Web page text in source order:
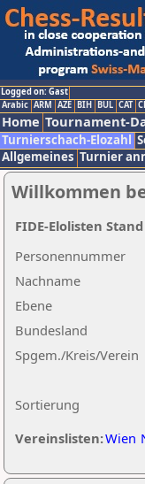
Logged on: Gast
Arabic ARM AZE BIH BUL CAT
Home Tournament-
Turnierschach-Elozahl
Allgemeines Turnier
Willkommen
Nachname
Ebene
Sortierung
Personennummer
Bundesland
Spgem./Kreis/Verein
Vereinslisten:Wien
FIDE-Elolisten Stand